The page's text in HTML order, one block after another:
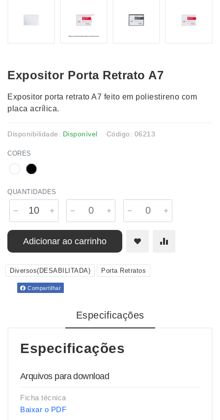
Expositor Porta Retrato A7
Expositor porta retrato A7 feito em poliestireno com
placa acrílica.
Disponibilidade: Disponível Código: 06213
CORES
QUANTIDADES
Adicionar ao carrinho
Diversos(DESABILITADA) Porta Retratos
Compartilhar
Especificações
Especificações
Arquivos para download
Ficha técnica
Baixar o PDF